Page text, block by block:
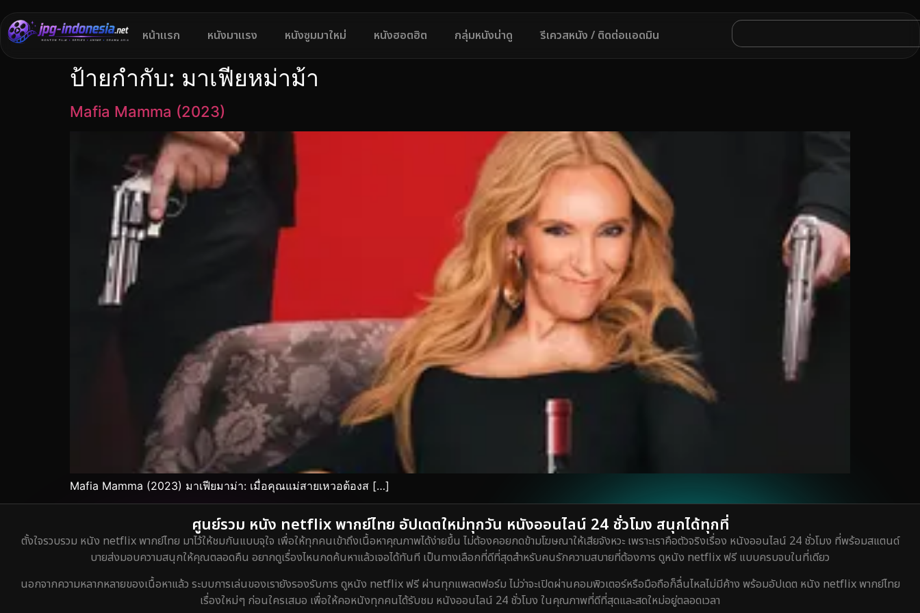
หน้าแรก หนังมาแรง หนังซูมมาใหม่ หนังฮอตฮิต กลุ่มหนังน่าดู รีเควสหนัง / ติดต่อแอดมิน
ป้ายกำกับ: มาเฟียหม่าม้า
Mafia Mamma (2023)
Mafia Mamma (2023) มาเฟียมาม่า: เมื่อคุณแม่สายเหวอต้องส […]
ศูนย์รวม หนัง netflix พากย์ไทย อัปเดตใหม่ทุกวัน หนังออนไลน์ 24 ชั่วโมง สนุกได้ทุกที่
ตั้งใจรวบรวม หนัง netflix พากย์ไทย มาไว้ให้ชมกันแบบจุใจ เพื่อให้ทุกคนเข้าถึงเนื้อหาคุณภาพได้ง่ายขึ้น ไม่ต้องคอยกดข้ามโฆษณาให้เสียจังหวะ เพราะเราคือตัวจริงเรื่อง หนังออนไลน์ 24 ชั่วโมง ที่พร้อมสแตนด์
บายส่งมอบความสนุกให้คุณตลอดคืน อยากดูเรื่องไหนกดค้นหาแล้วเจอได้ทันที เป็นทางเลือกที่ดีที่สุดสำหรับคนรักความสบายที่ต้องการ ดูหนัง netflix ฟรี แบบครบจบในที่เดียว
นอกจากความหลากหลายของเนื้อหาแล้ว ระบบการเล่นของเรายังรองรับการ ดูหนัง netflix ฟรี ผ่านทุกแพลตฟอร์ม ไม่ว่าจะเปิดผ่านคอมพิวเตอร์หรือมือถือก็ลื่นไหลไม่มีค้าง พร้อมอัปเดต หนัง netflix พากย์ไทย
เรื่องใหม่ๆ ก่อนใครเสมอ เพื่อให้คอหนังทุกคนได้รับชม หนังออนไลน์ 24 ชั่วโมง ในคุณภาพที่ดีที่สุดและสดใหม่อยู่ตลอดเวลา